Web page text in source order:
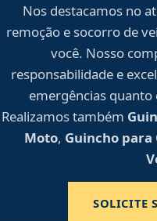
Nos destacamos no
remoção e socorro de
você. Nosso
responsabilidade e
emergências
Realizamos também
Moto, Guincho para
SOLICITE